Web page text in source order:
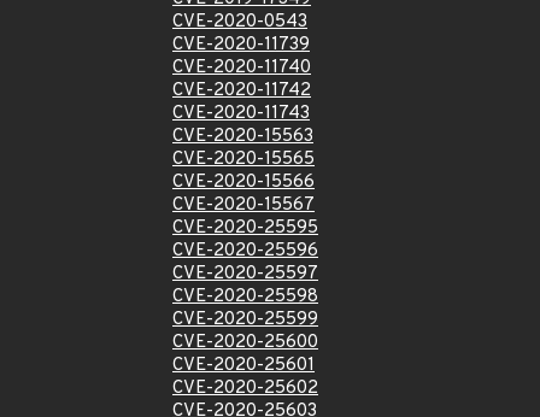
CVE-2020-0543
CVE-2020-11739
CVE-2020-11740
CVE-2020-11742
CVE-2020-11743
CVE-2020-15563
CVE-2020-15565
CVE-2020-15566
CVE-2020-15567
CVE-2020-25595
CVE-2020-25596
CVE-2020-25597
CVE-2020-25598
CVE-2020-25599
CVE-2020-25600
CVE-2020-25601
CVE-2020-25602
CVE-2020-25603